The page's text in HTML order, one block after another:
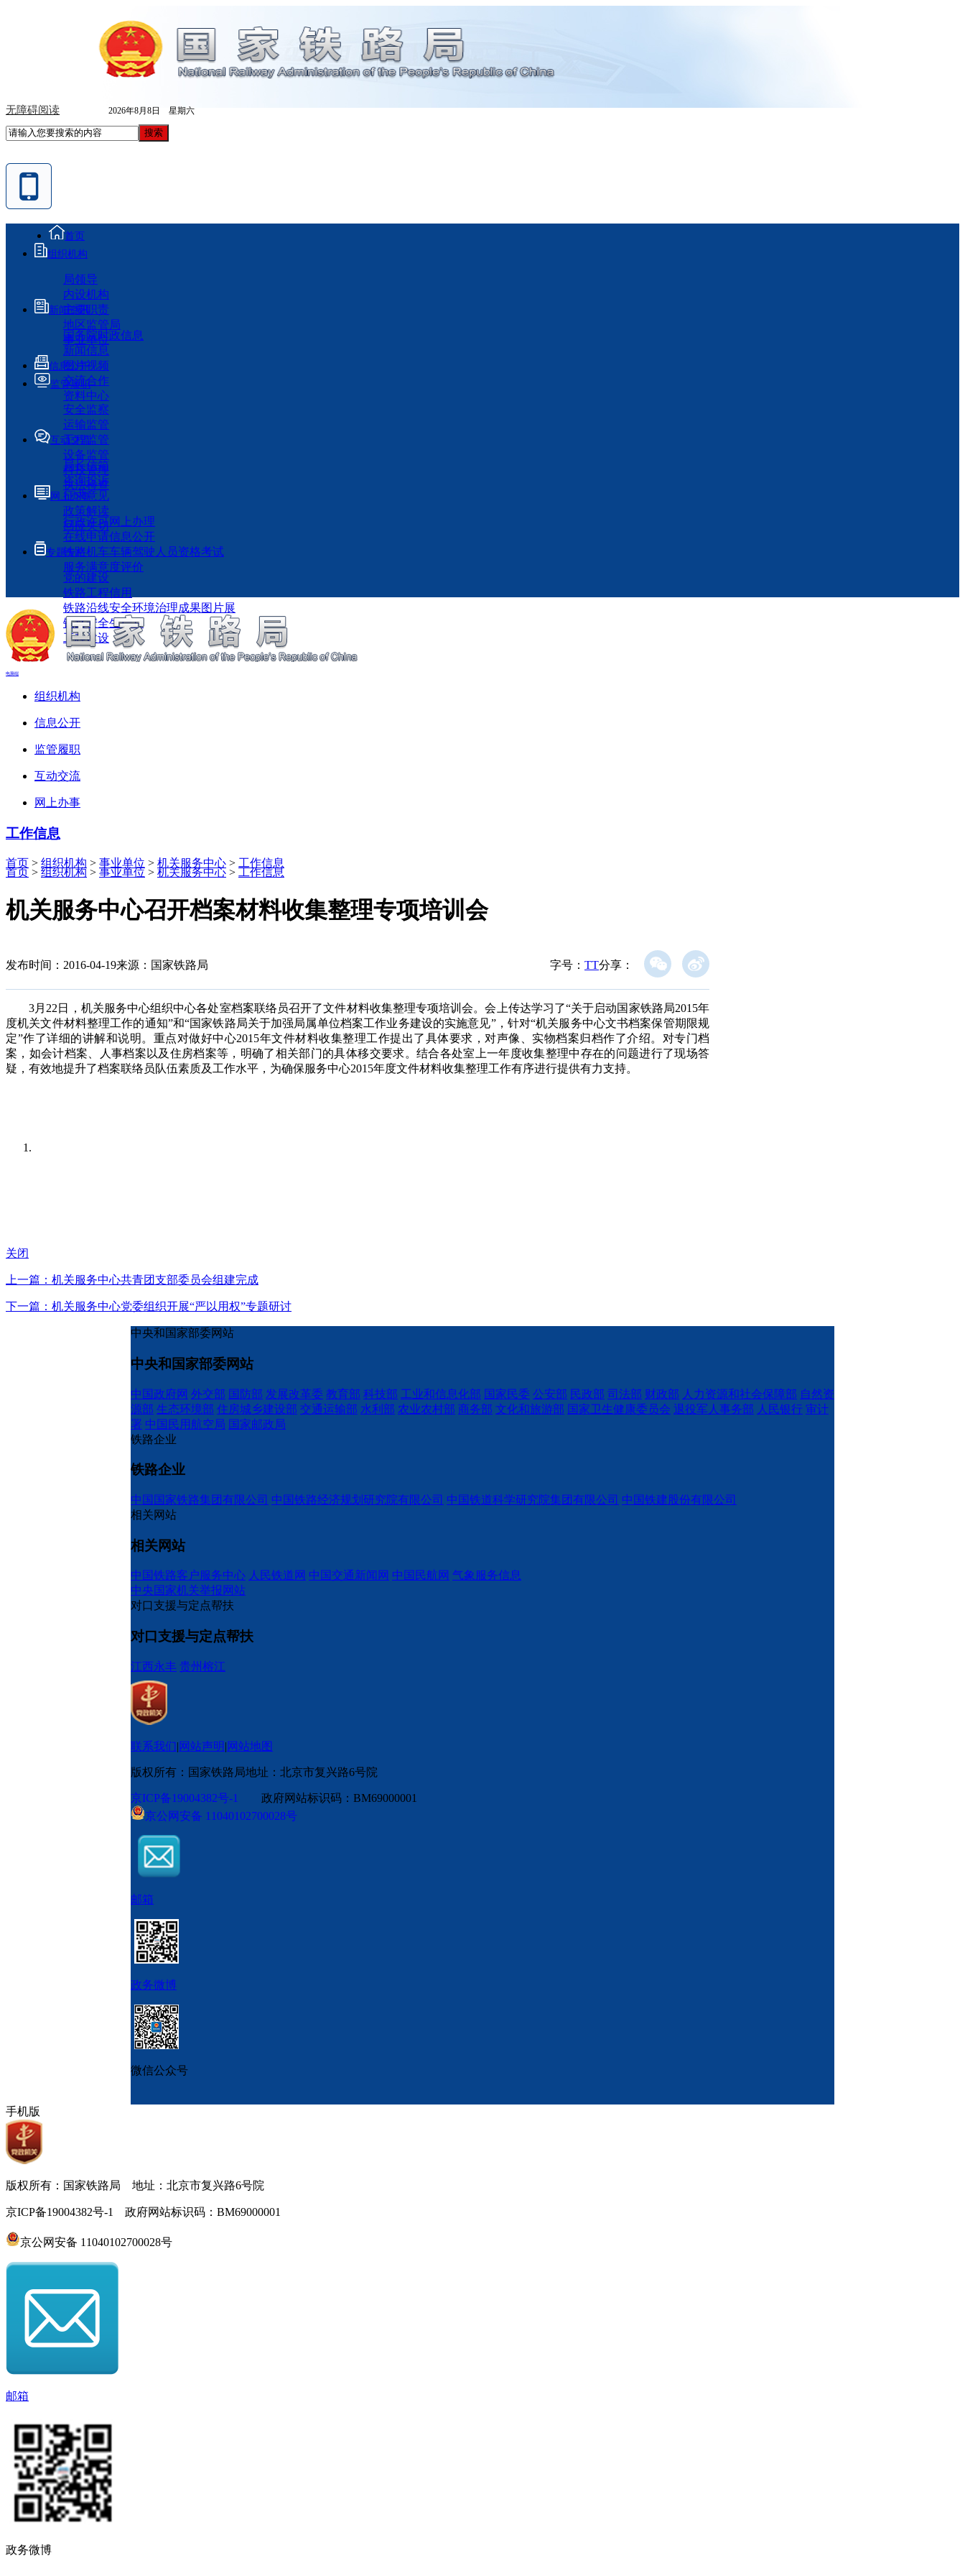
无障碍阅读 2026年8月8日 星期六
首页
组织机构
局领导
内设机构
主要职责
地区监管局
事业单位
新闻资讯
国务院时政信息
新闻信息
图片视频
交流合作
资料中心
信息公开
监管履职
安全监察
运输监管
工程监管
设备监管
科技管理
执法检查
互动交流
局长信箱
咨询投诉
征求意见
政策解读
回应关切
网上办事
行政许可网上办理
在线申请信息公开
铁路机车车辆驾驶人员资格考试
服务满意度评价
专题专栏
党的建设
铁路工程信用
铁路沿线安全环境治理成果图片展
铁路安全生产月
工程建设
电脑端
组织机构
信息公开
监管履职
互动交流
网上办事
工作信息
首页 > 组织机构 > 事业单位 > 机关服务中心 > 工作信息
首页 > 组织机构 > 事业单位 > 机关服务中心 > 工作信息
机关服务中心召开档案材料收集整理专项培训会
发布时间：2016-04-19来源：国家铁路局 分享：
字号： TT
3月22日，机关服务中心组织中心各处室档案联络员召开了文件材料收集整理专项培训会。会上传达学习了“关于启动国家铁路局2015年
度机关文件材料整理工作的通知”和“国家铁路局关于加强局属单位档案工作业务建设的实施意见”，针对“机关服务中心文书档案保管期限规
定”作了详细的讲解和说明。重点对做好中心2015年文件材料收集整理工作提出了具体要求，对声像、实物档案归档作了介绍。对专门档
案，如会计档案、人事档案以及住房档案等，明确了相关部门的具体移交要求。结合各处室上一年度收集整理中存在的问题进行了现场答
疑，有效地提升了档案联络员队伍素质及工作水平，为确保服务中心2015年度文件材料收集整理工作有序进行提供有力支持。
关闭
上一篇：机关服务中心共青团支部委员会组建完成
下一篇：机关服务中心党委组织开展“严以用权”专题研讨
中央和国家部委网站
中央和国家部委网站
中国政府网 外交部 国防部 发展改革委 教育部 科技部 工业和信息化部 国家民委 公安部 民政部 司法部 财政部 人力资源和社会保障部 自然资
源部 生态环境部 住房城乡建设部 交通运输部 水利部 农业农村部 商务部 文化和旅游部 国家卫生健康委员会 退役军人事务部 人民银行 审计
署 中国民用航空局 国家邮政局
铁路企业
铁路企业
中国国家铁路集团有限公司 中国铁路经济规划研究院有限公司 中国铁道科学研究院集团有限公司 中国铁建股份有限公司
相关网站
相关网站
中国铁路客户服务中心 人民铁道网 中国交通新闻网 中国民航网 气象服务信息
中央国家机关举报网站
对口支援与定点帮扶
对口支援与定点帮扶
江西永丰 贵州榕江
联系我们|网站声明|网站地图
版权所有：国家铁路局地址：北京市复兴路6号院
京ICP备19004382号-1
政府网站标识码：BM69000001
京公网安备 11040102700028号
邮箱
政务微博
微信公众号
手机版
版权所有：国家铁路局 地址：北京市复兴路6号院
京ICP备19004382号-1 政府网站标识码：BM69000001
京公网安备 11040102700028号
邮箱
政务微博